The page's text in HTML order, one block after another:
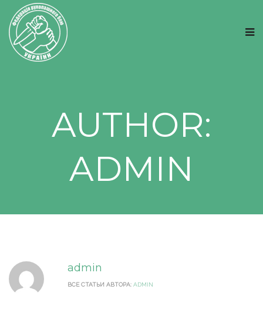
AUTHOR:
ADMIN
admin
ВСЕ СТАТЬИ АВТОРА: ADMIN